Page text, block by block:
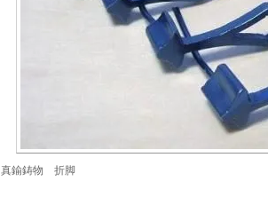
真鍮鋳物 折脚